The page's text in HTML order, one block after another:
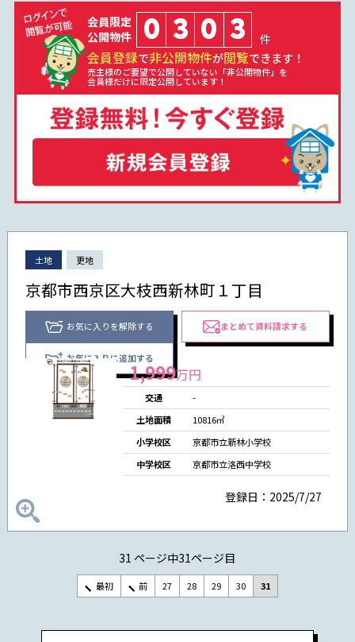
会員限定
公開物件
0 3 0 3 件
会員登録で非公開物件が閲覧できます！
売主様のご要望で公開していない「非公開物件」を
会員様だけに限定公開しています！
土地 更地
京都市西京区大枝西新林町１丁目
お気に入りを解除する
お気に入りに追加する
まとめて資料請求する
1,999万円
交通
-
土地面積
10816㎡
小学校区
京都市立新林小学校
中学校区
京都市立洛西中学校
登録日：2025/7/27
31 ページ中31ページ目
最初 前 27 28 29 30 31